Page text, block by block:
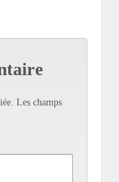
Les champs